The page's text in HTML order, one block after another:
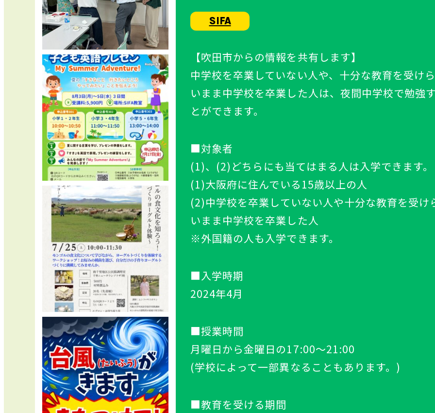
SIFA
【吹田市からの情報を共有します】
中学校を卒業していない人や、十分な教育を受け
いまま中学校を卒業した人は、夜間中学校で勉強
とができます。
■対象者
(1)、(2)どちらにも当てはまる人は入学できます。
(1)大阪府に住んでいる15歳以上の人
(2)中学校を卒業していない人や十分な教育を受け
いまま中学校を卒業した人
※外国籍の人も入学できます。
■入学時期
2024年4月
■授業時間
月曜日から金曜日の17:00～21:00
(学校によって一部異なることもあります。)
■教育を受ける期間